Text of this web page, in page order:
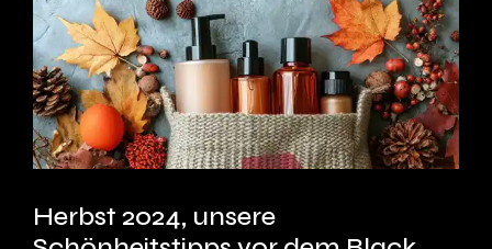
Herbst 2024, unsere